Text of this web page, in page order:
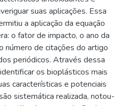
suas aplicações. Essa
a aplicação da equação
o fator de impacto, o ano da
número de citações do artigo
periódicos. Através dessa
os bioplásticos mais
características e potenciais
sistemática realizada, notou-